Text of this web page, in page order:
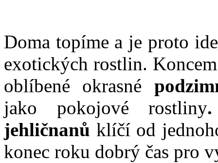
Doma topíme a je proto
exotických rostlin.
oblíbené okrasné
jako pokojové rostliny
jehličnanů klíčí od
konec roku dobrý čas pro